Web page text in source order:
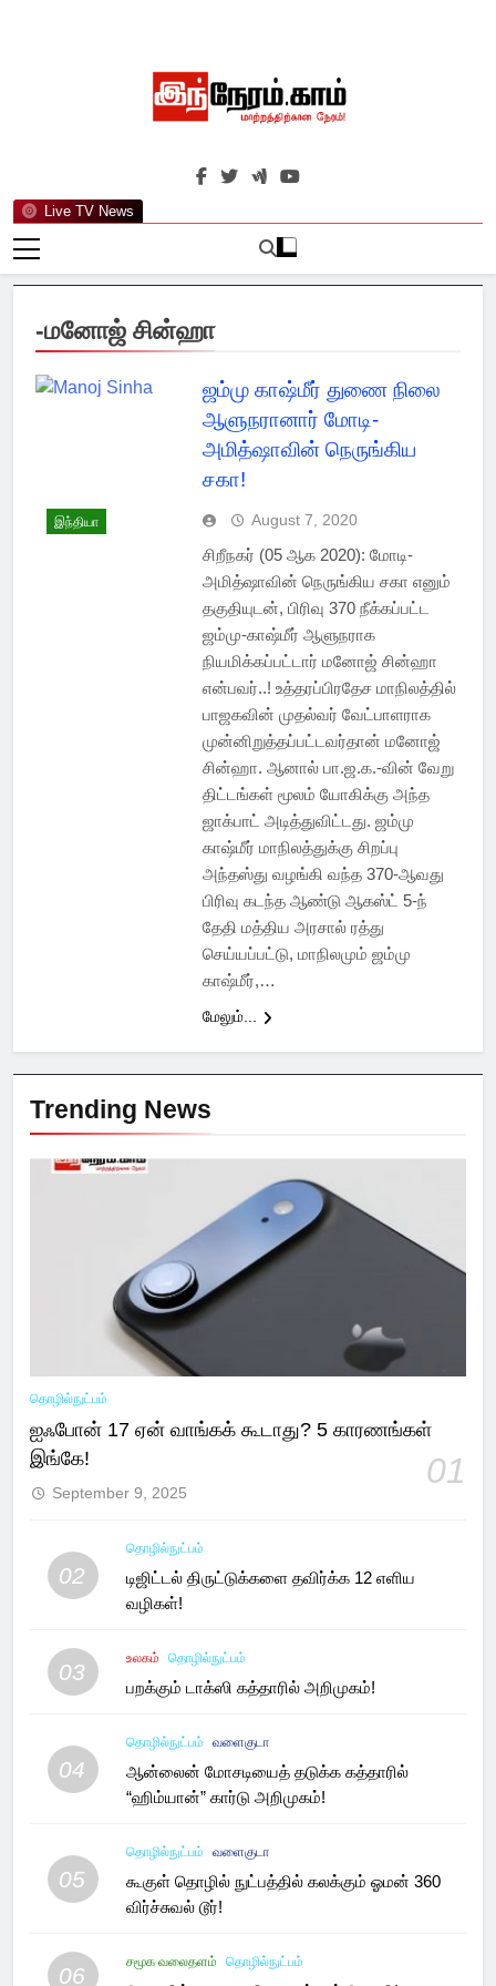
Live TV News
இந்நேரம்.காம்
செய்திகளுக்கு அப்பால்…
-மனோஜ் சின்ஹா
இந்தியா
ஜம்மு காஷ்மீர் துணை நிலை
ஆளுநரானார் மோடி-
அமித்ஷாவின் நெருங்கிய
சகா!
August 7, 2020
சிறீநகர் (05 ஆக 2020): மோடி-
அமித்ஷாவின் நெருங்கிய சகா எனும்
தகுதியுடன், பிரிவு 370 நீக்கப்பட்ட
ஜம்மு-காஷ்மீர் ஆளுநராக
நியமிக்கப்பட்டார் மனோஜ் சின்ஹா
என்பவர்..! உத்தரப்பிரதேச மாநிலத்தில்
பாஜகவின் முதல்வர் வேட்பாளராக
முன்னிறுத்தப்பட்டவர்தான் மனோஜ்
சின்ஹா. ஆனால் பா.ஜ.க.-வின் வேறு
திட்டங்கள் மூலம் யோகிக்கு அந்த
ஜாக்பாட் அடித்துவிட்டது. ஜம்மு
காஷ்மீர் மாநிலத்துக்கு சிறப்பு
அந்தஸ்து வழங்கி வந்த 370-ஆவது
பிரிவு கடந்த ஆண்டு ஆகஸ்ட் 5-ந்
தேதி மத்திய அரசால் ரத்து
செய்யப்பட்டு, மாநிலமும் ஜம்மு
காஷ்மீர்,…
மேலும்...
Trending News
தொழில்நுட்பம்
ஐஃபோன் 17 ஏன் வாங்கக் கூடாது? 5 காரணங்கள்
இங்கே!
01
September 9, 2025
02
தொழில்நுட்பம்
டிஜிட்டல் திருட்டுக்களை தவிர்க்க 12 எளிய
வழிகள்!
03
உலகம் தொழில்நுட்பம்
பறக்கும் டாக்ஸி கத்தாரில் அறிமுகம்!
04
தொழில்நுட்பம் வளைகுடா
ஆன்லைன் மோசடியைத் தடுக்க கத்தாரில்
“ஹிம்யான்” கார்டு அறிமுகம்!
05
தொழில்நுட்பம் வளைகுடா
கூகுள் தொழில் நுட்பத்தில் கலக்கும் ஓமன் 360
விர்ச்சுவல் டூர்!
06
சமூக வலைதளம் தொழில்நுட்பம்